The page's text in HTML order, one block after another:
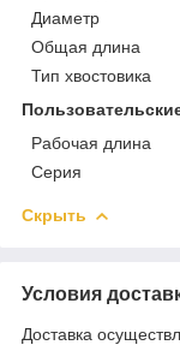
Диаметр
Общая длина
Тип хвостовика
Рабочая длина
Серия
Скрыть
Условия
Доставка